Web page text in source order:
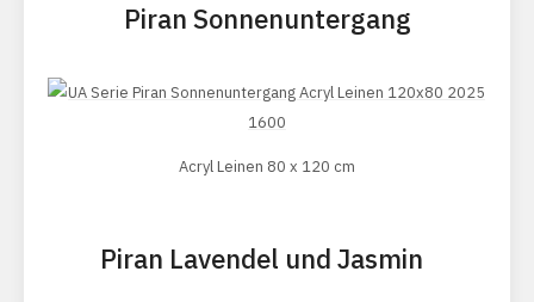
Piran Sonnenuntergang
Acryl Leinen 80 x 120 cm
Piran Lavendel und Jasmin